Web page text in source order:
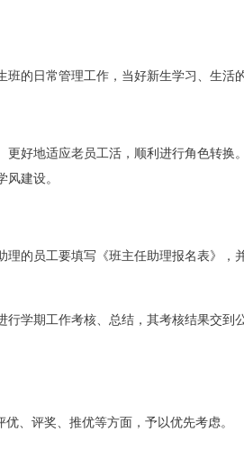
的日常管理工作，当好新生学习、生活
好地适应老员工活，顺利进行角色转换
建设。
的员工要填写《班主任助理报名表》，
学期工作考核、总结，其考核结果交到
、评奖、推优等方面，予以优先考虑。